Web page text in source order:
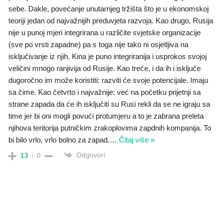
sebe. Dakle, povećanje unutarnjeg tržišta što je u ekonomskoj
teoriji jedan od najvažnijih preduvjeta razvoja. Kao drugo, Rusija
nije u punoj mjeri integrirana u različite svjetske organizacije
(sve po vrsti zapadne) pa s toga nije tako ni osjetljiva na
isključivanje iz njih. Kina je puno integriranija i usprokos svojoj
veličini mnogo ranjivija od Rusije. Kao treće, i da ih i isključe
dugoročno im može koristiti: razviti će svoje potencijale. Imaju
sa čime. Kao četvrto i najvažnije: već na početku prijetnji sa
strane zapada da će ih isključiti su Rusi rekli da se ne igraju sa
time jer bi oni mogli povući protumjeru a to je zabrana preleta
njihova teritorija putničkim zrakoplovima zapdnih kompanija. To
bi bilo vrlo, vrlo bolno za zapad.… Čitaj više »
13 0 Odgovori